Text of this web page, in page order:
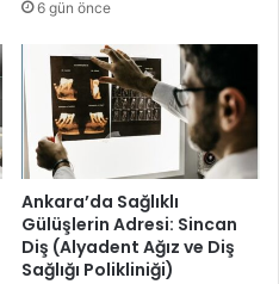
6 gün önce
Ankara’da Sağlıklı
Gülüşlerin Adresi: Sincan
Diş (Alyadent Ağız ve Diş
Sağlığı Polikliniği)